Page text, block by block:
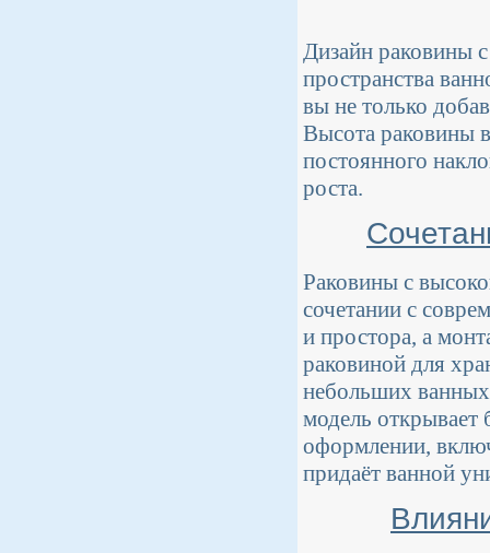
Дизайн раковины
пространства
вы не только
Высота раковины
постоянного
роста.
Раковины с
сочетании с
и простора, а
раковиной для
небольших ванных
модель
оформлении,
придаёт ванной